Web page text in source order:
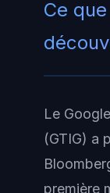
Ce
Le
(GTIG) a
première